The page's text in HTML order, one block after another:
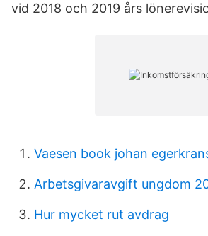
vid 2018 och 2019 års
Vaesen book johan
Arbetsgivaravgift ungdom
Hur mycket rut avdrag